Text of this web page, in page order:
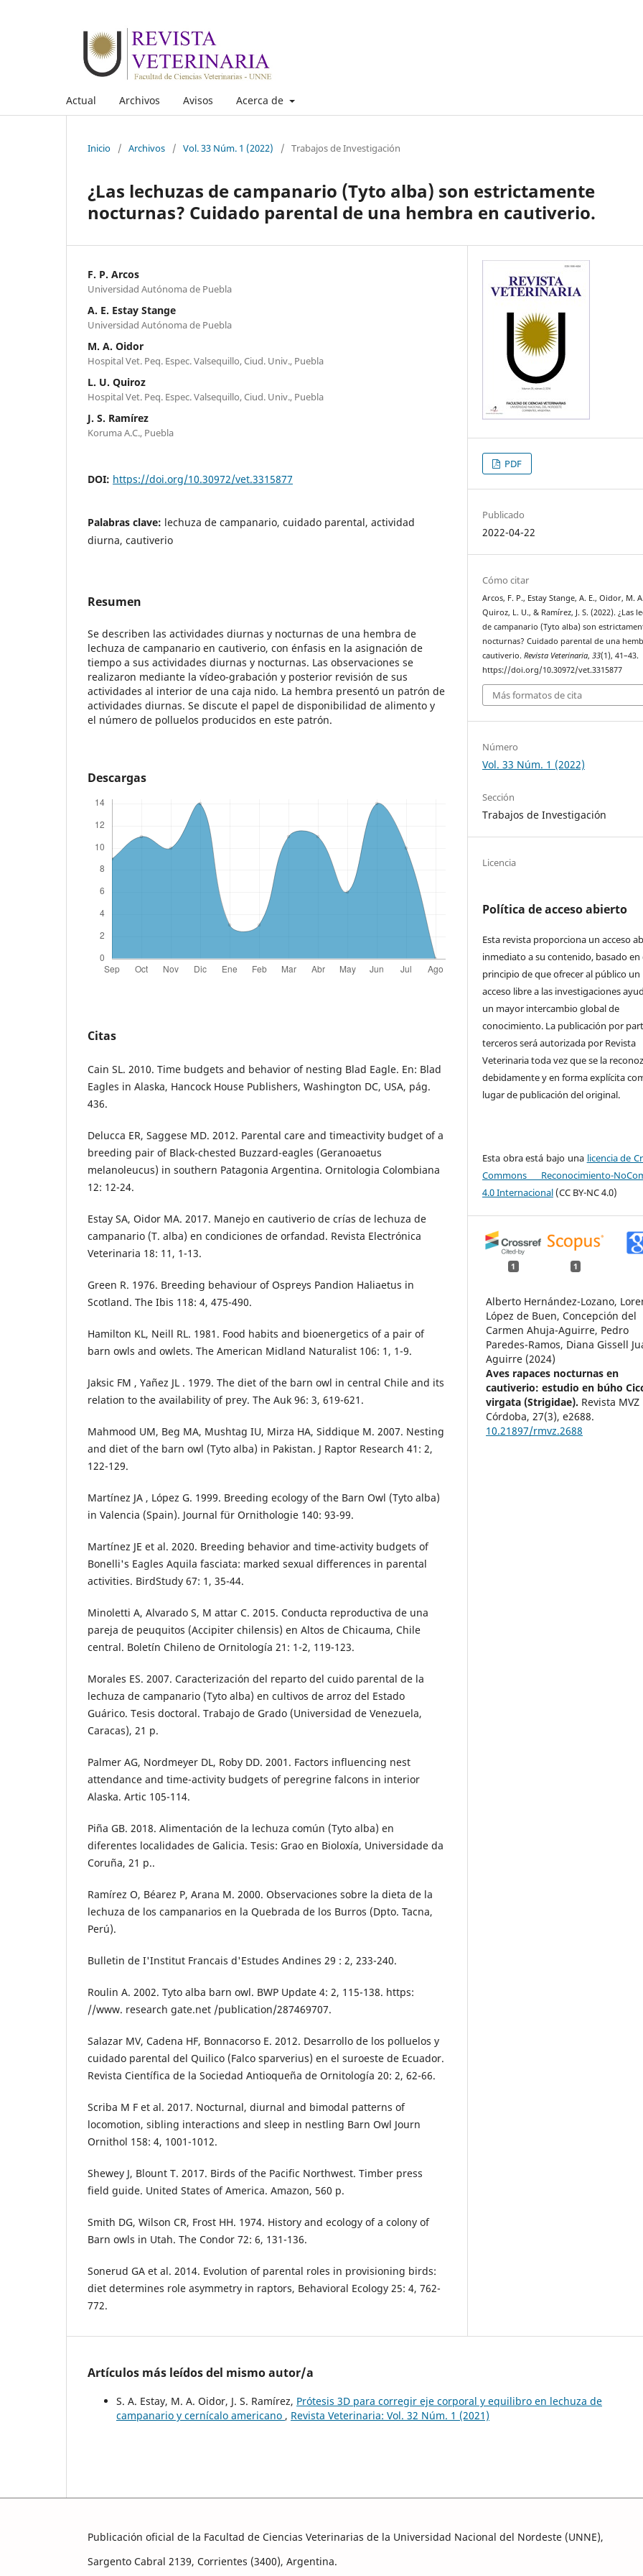
Actual Archivos Avisos Acerca de
Inicio / Archivos / Vol. 33 Núm. 1 (2022) / Trabajos de Investigación
¿Las lechuzas de campanario (Tyto alba) son estrictamente
nocturnas? Cuidado parental de una hembra en cautiverio.
F. P. Arcos
Universidad Autónoma de Puebla
A. E. Estay Stange
Universidad Autónoma de Puebla
M. A. Oidor
Hospital Vet. Peq. Espec. Valsequillo, Ciud. Univ., Puebla
L. U. Quiroz
Hospital Vet. Peq. Espec. Valsequillo, Ciud. Univ., Puebla
J. S. Ramírez
Koruma A.C., Puebla
DOI: https://doi.org/10.30972/vet.3315877
Palabras clave: lechuza de campanario, cuidado parental, actividad
diurna, cautiverio
Resumen
Se describen las actividades diurnas y nocturnas de una hembra de
lechuza de campanario en cautiverio, con énfasis en la asignación de
tiempo a sus actividades diurnas y nocturnas. Las observaciones se
realizaron mediante la vídeo-grabación y posterior revisión de sus
actividades al interior de una caja nido. La hembra presentó un patrón de
actividades diurnas. Se discute el papel de disponibilidad de alimento y
el número de polluelos producidos en este patrón.
Descargas
Citas
Cain SL. 2010. Time budgets and behavior of nesting Blad Eagle. En: Blad
Eagles in Alaska, Hancock House Publishers, Washington DC, USA, pág.
436.
Delucca ER, Saggese MD. 2012. Parental care and timeactivity budget of a
breeding pair of Black-chested Buzzard-eagles (Geranoaetus
melanoleucus) in southern Patagonia Argentina. Ornitologia Colombiana
12: 12-24.
Estay SA, Oidor MA. 2017. Manejo en cautiverio de crías de lechuza de
campanario (T. alba) en condiciones de orfandad. Revista Electrónica
Veterinaria 18: 11, 1-13.
Green R. 1976. Breeding behaviour of Ospreys Pandion Haliaetus in
Scotland. The Ibis 118: 4, 475-490.
Hamilton KL, Neill RL. 1981. Food habits and bioenergetics of a pair of
barn owls and owlets. The American Midland Naturalist 106: 1, 1-9.
Jaksic FM , Yañez JL . 1979. The diet of the barn owl in central Chile and its
relation to the availability of prey. The Auk 96: 3, 619-621.
Mahmood UM, Beg MA, Mushtag IU, Mirza HA, Siddique M. 2007. Nesting
and diet of the barn owl (Tyto alba) in Pakistan. J Raptor Research 41: 2,
122-129.
Martínez JA , López G. 1999. Breeding ecology of the Barn Owl (Tyto alba)
in Valencia (Spain). Journal für Ornithologie 140: 93-99.
Martínez JE et al. 2020. Breeding behavior and time-activity budgets of
Bonelli's Eagles Aquila fasciata: marked sexual differences in parental
activities. BirdStudy 67: 1, 35-44.
Minoletti A, Alvarado S, M attar C. 2015. Conducta reproductiva de una
pareja de peuquitos (Accipiter chilensis) en Altos de Chicauma, Chile
central. Boletín Chileno de Ornitología 21: 1-2, 119-123.
Morales ES. 2007. Caracterización del reparto del cuido parental de la
lechuza de campanario (Tyto alba) en cultivos de arroz del Estado
Guárico. Tesis doctoral. Trabajo de Grado (Universidad de Venezuela,
Caracas), 21 p.
Palmer AG, Nordmeyer DL, Roby DD. 2001. Factors influencing nest
attendance and time-activity budgets of peregrine falcons in interior
Alaska. Artic 105-114.
Piña GB. 2018. Alimentación de la lechuza común (Tyto alba) en
diferentes localidades de Galicia. Tesis: Grao en Bioloxía, Universidade da
Coruña, 21 p..
Ramírez O, Béarez P, Arana M. 2000. Observaciones sobre la dieta de la
lechuza de los campanarios en la Quebrada de los Burros (Dpto. Tacna,
Perú).
Bulletin de I'Institut Francais d'Estudes Andines 29 : 2, 233-240.
Roulin A. 2002. Tyto alba barn owl. BWP Update 4: 2, 115-138. https:
//www. research gate.net /publication/287469707.
Salazar MV, Cadena HF, Bonnacorso E. 2012. Desarrollo de los polluelos y
cuidado parental del Quilico (Falco sparverius) en el suroeste de Ecuador.
Revista Científica de la Sociedad Antioqueña de Ornitología 20: 2, 62-66.
Scriba M F et al. 2017. Nocturnal, diurnal and bimodal patterns of
locomotion, sibling interactions and sleep in nestling Barn Owl Journ
Ornithol 158: 4, 1001-1012.
Shewey J, Blount T. 2017. Birds of the Pacific Northwest. Timber press
field guide. United States of America. Amazon, 560 p.
Smith DG, Wilson CR, Frost HH. 1974. History and ecology of a colony of
Barn owls in Utah. The Condor 72: 6, 131-136.
Sonerud GA et al. 2014. Evolution of parental roles in provisioning birds:
diet determines role asymmetry in raptors, Behavioral Ecology 25: 4, 762-
772.
PDF
Publicado
2022-04-22
Cómo citar
Arcos, F. P., Estay Stange, A. E., Oidor, M.
Quiroz, L. U., & Ramírez, J. S. (2022). ¿Las
de campanario (Tyto alba) son
nocturnas? Cuidado parental de una
cautiverio.Revista Veterinaria,33(1), 41–43.
https://doi.org/10.30972/vet.3315877
Más formatos de cita
Número
Vol. 33 Núm. 1 (2022)
Sección
Trabajos de Investigación
Licencia
Política de acceso abierto
Esta revista proporciona un acceso
inmediato a su contenido, basado en
principio de que ofrecer al público un
acceso libre a las investigaciones
un mayor intercambio global de
conocimiento. La publicación por
terceros será autorizada por Revista
Veterinaria toda vez que se la
debidamente y en forma explícita
lugar de publicación del original.
Esta obra está bajo una licencia de
Commons Reconocimiento-
4.0 Internacional (CC BY-NC 4.0)
1 1
Alberto Hernández-Lozano,
López de Buen, Concepción del
Carmen Ahuja-Aguirre, Pedro
Paredes-Ramos, Diana Gissell
Aguirre (2024)
Aves rapaces nocturnas en
cautiverio: estudio en búho
virgata (Strigidae). Revista MVZ
Córdoba,27(3),e2688.
10.21897/rmvz.2688
Artículos más leídos del mismo autor/a
S. A. Estay, M. A. Oidor, J. S. Ramírez, Prótesis 3D para corregir eje corporal y equilibro en lechuza de
campanario y cernícalo americano , Revista Veterinaria: Vol. 32 Núm. 1 (2021)
Publicación oficial de la Facultad de Ciencias Veterinarias de la Universidad Nacional del Nordeste (UNNE),
Sargento Cabral 2139, Corrientes (3400), Argentina.